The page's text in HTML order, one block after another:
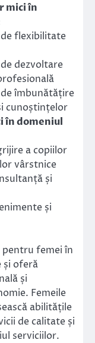
mici în
flexibilitate
dezvoltare
îmbunătățire
cunoștințelor
în domeniul
a copiilor
vârstnice
și
și
pentru femei în
și oferă
și
Femeile
abilitățile
de calitate și
serviciilor.